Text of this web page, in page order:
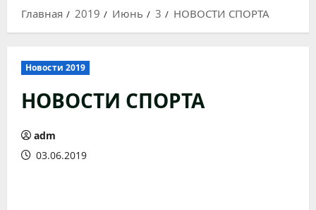
Главная
2019 Июнь 3 НОВОСТИ СПОРТА
Новости 2019
НОВОСТИ СПОРТА
adm
03.06.2019